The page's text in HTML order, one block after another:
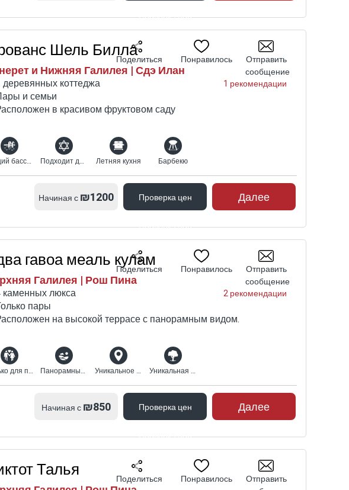
Проверка цен
Шель Билла
и Нижняя Галилея | Сдэ Илан
1 рекомендации
деревянных коттеджа
и семьи
в красивом фруктовом саду
Поделиться Понравилось
Отправить
сообщение
Общий бассейн Подходит для религиозных Летняя кухня Барбекю
Начиная с₪1200 Проверка цен
Проверка цен
Далее
гавоа меаль кулам
Галилея | Рош Пина
2 рекомендации
каменных люкса
пары
на высокой террасе с панорамным видом.
Поделиться Понравилось
Отправить
сообщение
Только для пар Панорамный вид Уникальное расположение Уникальная природная среда
Начиная с₪850 Проверка цен
Проверка цен
Далее
Талья Поделиться Понравилось
Отправить